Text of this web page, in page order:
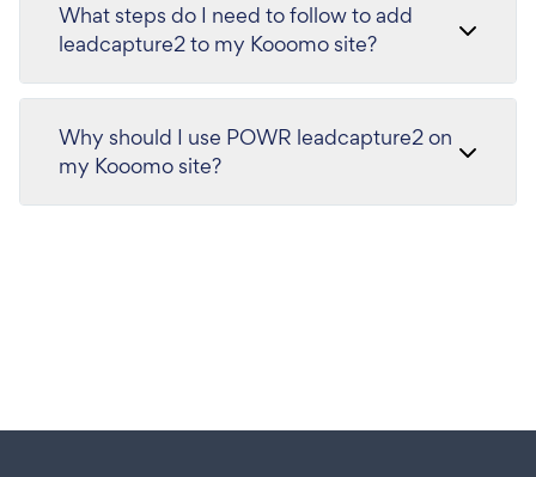
What steps do I need to follow to add
leadcapture2 to my Kooomo site?
Why should I use POWR leadcapture2 on
my Kooomo site?